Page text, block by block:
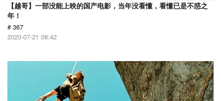
【越哥】一部没能上映的国产电影，当年没看懂，看懂已是不惑之
年！
# 367
2020-07-21 08:42